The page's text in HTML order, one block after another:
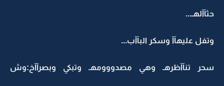
حثآآلهـ...
وتفل عليهآآ وسكر البآآب...
سحر تنآآظرهـ وهي مصدووومهـ وتبكي وبصرآآخ:وش